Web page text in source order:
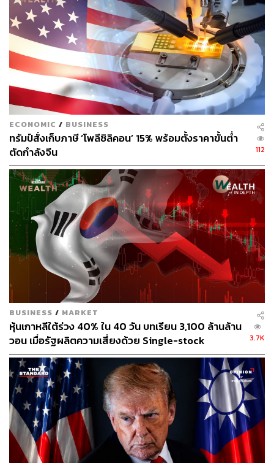
ขณะที่ Samsung ซึ่งมีเทคโนโลยีใกล้เคียงกันกับ TSMC ได้
ใช้ความสามารถนี้เอาชนะบริษัทอื่นๆ เช่น SK hynix และ
Micron Technology ในอุตสาหกรรมชิปหน่วยความจำ
อุตสาหกรรมเซมิคอนดักเตอร์นั้นประสบกับภาวะชะลอตัวใน
ระดับที่แตกต่างกัน ซึ่งอาจกินเวลานานต่างกัน โดยทั่วไป
บริษัทขนาดใหญ่จะจัดการได้ดีกว่าในช่วงที่เศรษฐกิจชะลอ
ตัว และสิ่งนี้กำลังเกิดขึ้นอีกครั้งในขณะนี้ บริษัทที่ผลิตสินค้า
อย่างสมาร์ทโฟน คอมพิวเตอร์ และอุปกรณ์อุตสาหกรรม มี
สินค้าคงคลังมากเกินไปจึงต้องลดคำสั่งซื้อลงเร็วกว่าที่
ซัพพลายเออร์จะลดการผลิตลงได้ ส่งผลให้ราคาลดลงและค่า
ใช้จ่ายพุ่งสูงขึ้น ซึ่งทำให้ผลผลิตของอุตสาหกรรมชะลอตัวลง
Samsung ยังมีกำไร แม้รายได้ลดลง
Samsung ซึ่งเป็นผู้ผลิตชิปรายใหญ่ที่สุดของโลก (ในแง่ราย
ได้) เผยผลประกอบการไตรมาส 4 แย่ที่สุดในรอบ 8 ปี รายได้
ของธุรกิจเซมิคอนดักเตอร์ลดลง 24% เมื่อเทียบกับช่วงเวลา
เดียวกันของปีที่แล้ว และรายได้จากการดำเนินงานลดลง
อย่างมากจากไตรมาสก่อนหน้า อย่างไรก็ตาม Samsung ยัง
คงสามารถทำกำไรได้ ในขณะที่คู่แข่งรายเล็กอย่าง Western
Digital, Micron และ SK hynix ต่างก็ขาดทุน
Marcello Ahn ผู้จัดการการลงทุนของ QUAD Investment
Management กล่าวว่า Samsung สร้างกระแสเงินสดเป็นบวก
ในขณะที่คู่แข่งกำลังขาดทุน เมื่ออุตสาหกรรมหน่วยความจำ
ดีขึ้น ฐานต้นทุนของ Samsung ก็จะต่ำกว่ารายอื่น และจะทำ
กำไรได้มากขึ้น
ในอุตสาหกรรมหน่วยความจำ การมีความสามารถในการ
ECONOMIC / BUSINESS
ทรัมป์สั่งเก็บภาษี ‘โพลีซิลิคอน’ 15% พร้อมตั้งราคาขั้นต่ำ
ตัดกำลังจีน
112
BUSINESS / MARKET
หุ้นเกาหลีใต้ร่วง 40% ใน 40 วัน บทเรียน 3,100 ล้านล้าน
วอน เมื่อรัฐผลิตความเสี่ยงด้วย Single-stock
leveraged ETFs
3.7K